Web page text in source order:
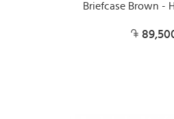
Briefcase Brown -